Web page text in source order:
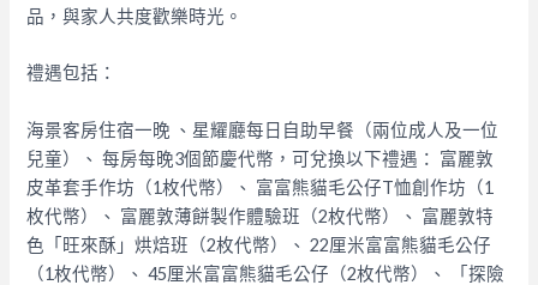
品，與家人共度歡樂時光。
禮遇包括：
海景客房住宿一晚 、 星耀廳每日自助早餐（兩位成人及一位
兒童）、每房每晚3個節慶代幣，可兌換以下禮遇： 富麗敦
皮革套手作坊（1枚代幣）、 富富熊貓毛公仔T恤創作坊（1
枚代幣）、 富麗敦薄餅製作體驗班（2枚代幣）、 富麗敦特
色「旺來酥」烘焙班（2枚代幣）、22厘米富富熊貓毛公仔
（1枚代幣）、45厘米富富熊貓毛公仔（2枚代幣）、
「探險